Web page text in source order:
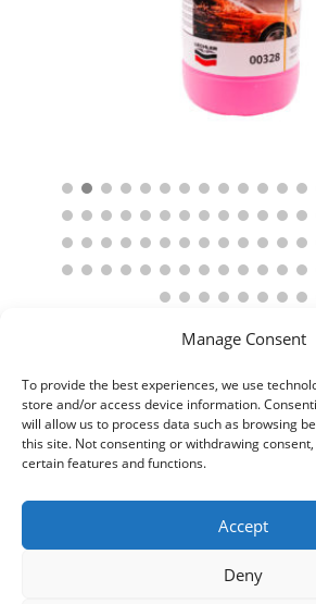
Manage Consent
To provide the best experiences, we use
store and/or access device information.
will allow us to process data such as browsing
this site. Not consenting or withdrawing
certain features and functions.
Accept
Deny
© 2021 Kaméleon Hungary Kft. Minden jog